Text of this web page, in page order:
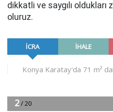
dikkatli ve saygılı oldukları
oluruz.